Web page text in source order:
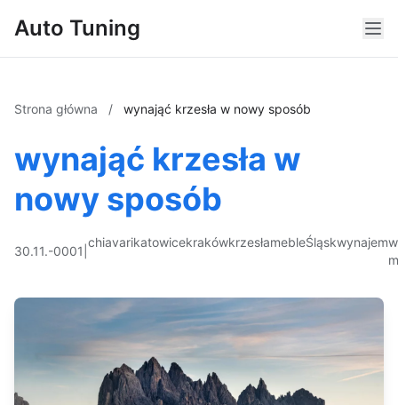
Auto Tuning
Strona główna / wynająć krzesła w nowy sposób
wynająć krzesła w
nowy sposób
30.11.-0001
chiavarikatowicekrakówkrzesłamebleŚląskwynajem